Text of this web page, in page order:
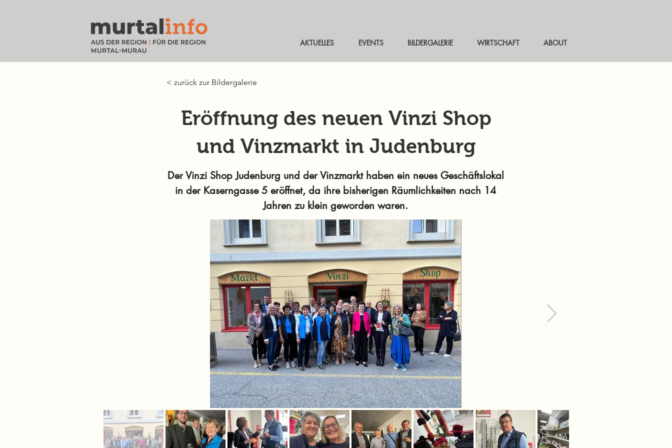
AKTUELLES EVENTS BILDERGALERIE WIRTSCHAFT ABOUT
< zurück zur Bildergalerie
Eröffnung des neuen Vinzi Shop
und Vinzmarkt in Judenburg
Der Vinzi Shop Judenburg und der Vinzmarkt haben ein neues Geschäftslokal
in der Kaserngasse 5 eröffnet, da ihre bisherigen Räumlichkeiten nach 14
Jahren zu klein geworden waren.